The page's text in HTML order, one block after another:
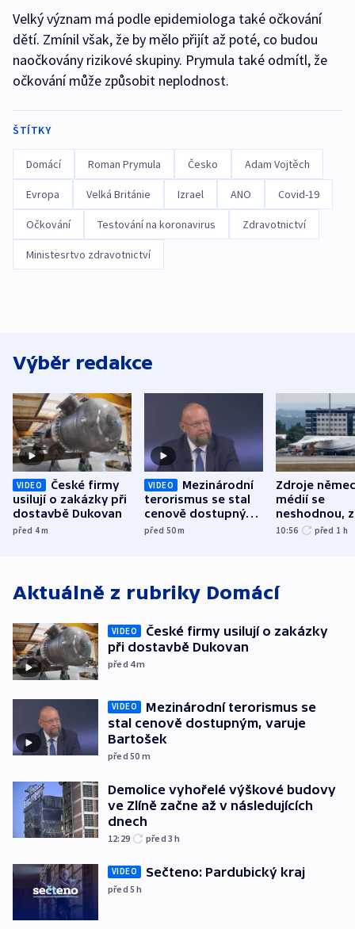
Velký význam má podle epidemiologa také očkování
dětí. Zmínil však, že by mělo přijít až poté, co budou
naočkovány rizikové skupiny. Prymula také odmítl, že
očkování může způsobit neplodnost.
ŠTÍTKY
Domácí Roman Prymula Česko Adam Vojtěch
Evropa Velká Británie Izrael ANO Covid-19
Očkování Testování na koronavirus Zdravotnictví
Ministesrtvo zdravotnictví
Výběr redakce
VIDEO
České firmy
usilují o zakázky při
dostavbě Dukovan
před 4m
VIDEO
Mezinárodní
terorismus se stal
cenově dostupným,
varuje Bartošek
před 50m
Zdroje
médií se
neshodnou,
letadle
10:56 před 1 h
Aktuálně z rubriky Domácí
VIDEO
České firmy usilují o zakázky
při dostavbě Dukovan
před 4m
VIDEO
Mezinárodní terorismus se
stal cenově dostupným, varuje
Bartošek
před 50 m
Demolice vyhořelé výškové budovy
ve Zlíně začne až v následujících
dnech
12:29 před 3h
VIDEO Sečteno: Pardubický kraj
před 5h